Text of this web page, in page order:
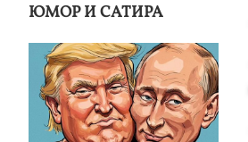
ЮМОР И САТИРА